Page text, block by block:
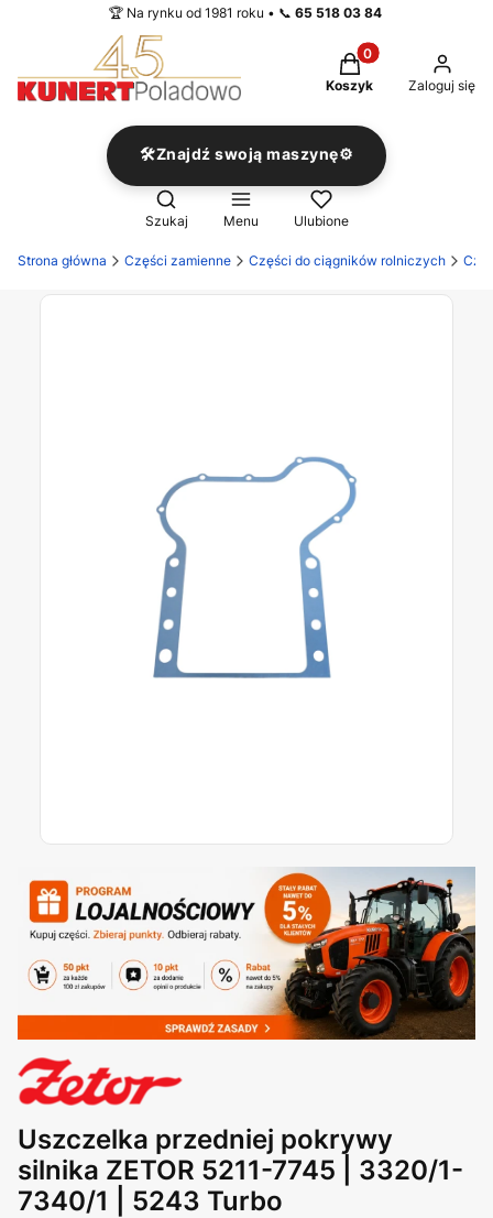
🏆 Na rynku od 1981 roku • 📞 65 518 03 84
Produkty w
Koszyk Zaloguj się
🛠️Znajdź swoją maszynę⚙️
Otwórz wyszukiwarkę
Szukaj Menu Ulubione
Strona główna Części zamienne Części do ciągników rolniczych
Uszczelka przedniej pokrywy
silnika ZETOR 5211-7745 | 3320/1-
7340/1 | 5243 Turbo